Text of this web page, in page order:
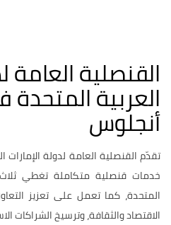
القنصلية العامة
العربية
أنجلوس
تقدّم القنصلية العامة لدولة
خدمات قنصلية متكاملة تغطي
المتحدة، كما تعمل على تعزيز
الاقتصاد والثقافة، وترسيخ الشراكات